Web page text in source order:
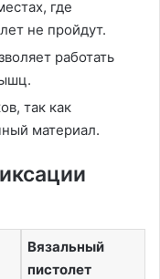
где
не пройдут.
работать
так как
материал.
Вязальный
пистолет